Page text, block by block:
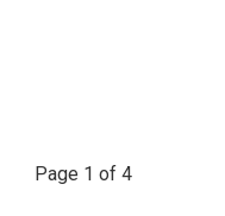
Page 1 of 4